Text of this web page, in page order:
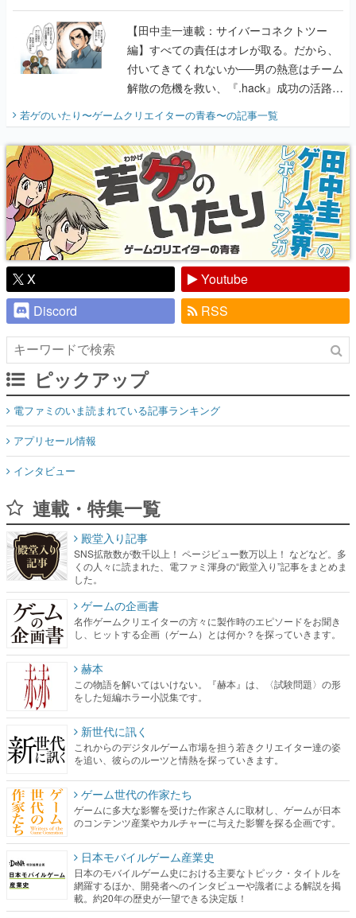
付いてきてくれないか──男の熱意はチーム
解散の危機を救い、『.hack』成功の活路を
開く。業界の快男児・松山 洋に流れる血は
『少年ジャンプ』色だった【若ゲのいた
り】
若ゲのいたり〜ゲームクリエイターの青春〜の記事一覧
X
Youtube
Discord
RSS
ピックアップ
電ファミのいま読まれている記事ランキング
アプリセール情報
インタビュー
連載・特集一覧
くの人々に読まれた、電ファミ渾身の“殿堂入り”記事をまとめま
した。
ゲームの企画書
名作ゲームクリエイターの方々に製作時のエピソードをお聞き
し、ヒットする企画（ゲーム）とは何か？を探っていきます。
赫本
この物語を解いてはいけない。『赫本』は、〈試験問題〉の形
をした短編ホラー小説集です。
新世代に訊く
これからのデジタルゲーム市場を担う若きクリエイター達の姿
を追い、彼らのルーツと情熱を探っていきます。
ゲーム世代の作家たち
ゲームに多大な影響を受けた作家さんに取材し、ゲームが日本
のコンテンツ産業やカルチャーに与えた影響を探る企画です。
日本モバイルゲーム産業史
日本のモバイルゲーム史における主要なトピック・タイトルを
網羅するほか、開発者へのインタビューや識者による解説を掲
若ゲのいたり〜ゲームクリエイターの青春〜
『うつヌケ』『ペンと箸』等で知られるマンガ家・田中圭一先
生によるゲーム業界レポートマンガです。